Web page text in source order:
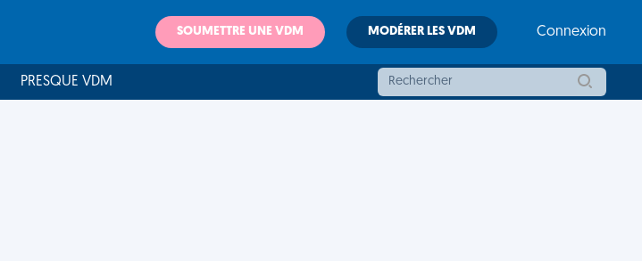
SOUMETTRE UNE VDM MODÉRER LES VDM Connexion
PRESQUE VDM